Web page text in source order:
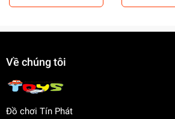
Về chúng tôi
Đồ chơi Tín Phát